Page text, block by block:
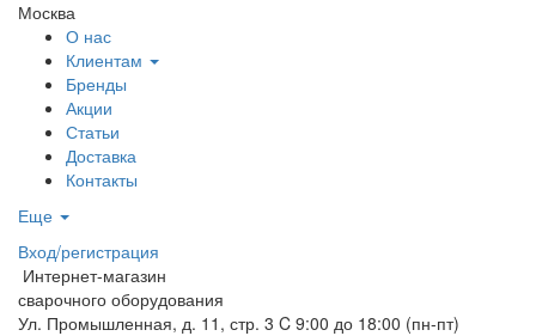
Москва
О нас
Клиентам
Бренды
Акции
Статьи
Доставка
Контакты
Еще
Вход/регистрация
Интернет-магазин
сварочного оборудования
Ул. Промышленная, д. 11, стр. 3 C 9:00 до 18:00 (пн-пт)